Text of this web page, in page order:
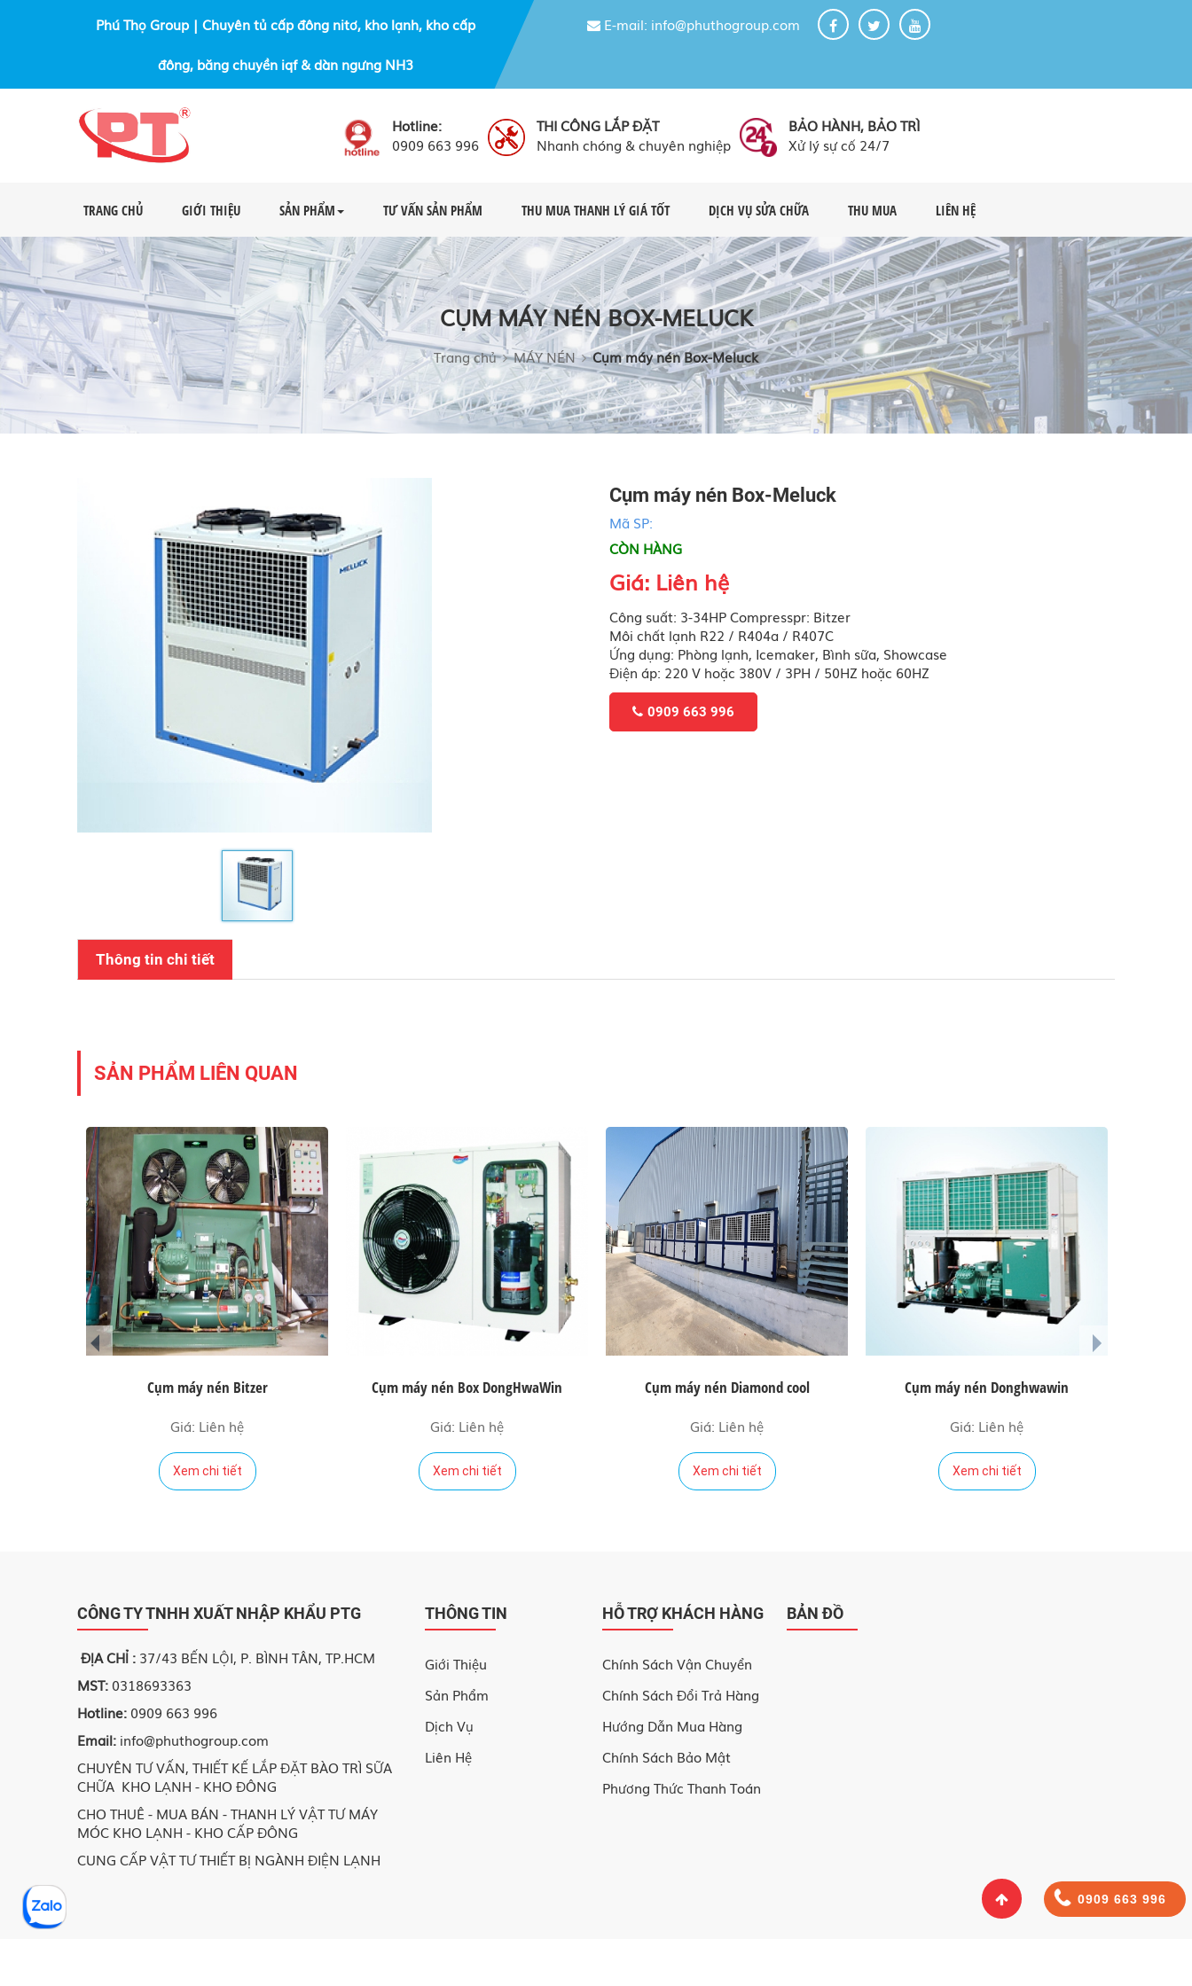
Phú Thọ Group | Chuyên tủ cấp đông nitơ, kho lạnh, kho cấp
đông, băng chuyền iqf & dàn ngưng NH3
E-mail: info@phuthogroup.com
Hotline:
0909 663 996
THI CÔNG LẮP ĐẶT
Nhanh chóng & chuyên nghiệp
BẢO HÀNH, BẢO TRÌ
Xử lý sự cố 24/7
TRANG CHỦ GIỚI THIỆU SẢN PHẨM TƯ VẤN SẢN PHẨM THU MUA THANH LÝ GIÁ TỐT DỊCH VỤ SỬA CHỮA THU MUA LIÊN HỆ
CỤM MÁY NÉN BOX-MELUCK
Trang chủ MÁY NÉN Cụm máy nén Box-Meluck
Cụm máy nén Box-Meluck
Mã SP:
CÒN HÀNG
Giá: Liên hệ
Công suất: 3-34HP Compresspr: Bitzer
Môi chất lạnh R22 / R404a / R407C
Ứng dụng: Phòng lạnh, Icemaker, Bình sữa, Showcase
Điện áp: 220 V hoặc 380V / 3PH / 50HZ hoặc 60HZ
0909 663 996
Thông tin chi tiết
SẢN PHẨM LIÊN QUAN
Cụm máy nén Bitzer
Giá: Liên hệ
Xem chi tiết
Cụm máy nén Box DongHwaWin
Giá: Liên hệ
Xem chi tiết
Cụm máy nén Diamond cool
Giá: Liên hệ
Xem chi tiết
Cụm máy nén Donghwawin
Giá: Liên hệ
Xem chi tiết
prev next
CÔNG TY TNHH XUẤT NHẬP KHẨU PTG
ĐỊA CHỈ : 37/43 BẾN LỘI, P. BÌNH TÂN, TP.HCM
MST: 0318693363
Hotline: 0909 663 996
Email: info@phuthogroup.com
CHUYÊN TƯ VẤN, THIẾT KẾ LẮP ĐẶT BÀO TRÌ SỮA
CHỮA KHO LẠNH - KHO ĐÔNG
CHO THUÊ - MUA BÁN - THANH LÝ VẬT TƯ MÁY
MÓC KHO LẠNH - KHO CẤP ĐÔNG
CUNG CẤP VẬT TƯ THIẾT BỊ NGÀNH ĐIỆN LẠNH
THÔNG TIN
Giới Thiệu
Sản Phẩm
Dịch Vụ
Liên Hệ
HỖ TRỢ KHÁCH HÀNG
Chính Sách Vận Chuyển
Chính Sách Đổi Trả Hàng
Hướng Dẫn Mua Hàng
Chính Sách Bảo Mật
Phương Thức Thanh Toán
BẢN ĐỒ
0909 663 996